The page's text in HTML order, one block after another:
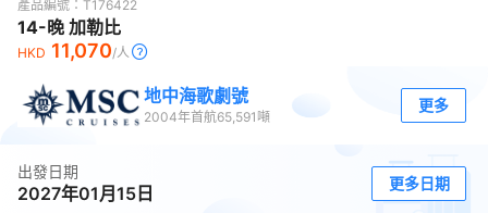
產品編號： T176422
14-晚 加勒比
HKD 11,070/人
地中海歌劇號
2004年首航65,591 噸
更多
出發日期
2027年01月15日 更多日期